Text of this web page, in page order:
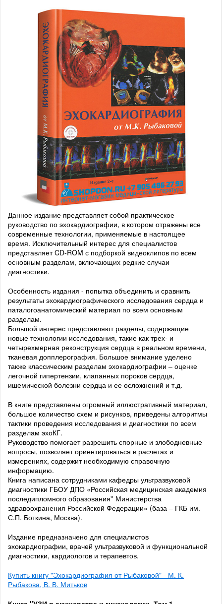
Данное издание представляет собой практическое
руководство по эхокардиографии, в котором отражены все
современные технологии, применяемые в настоящее
время. Исключительный интерес для специалистов
представляет CD-ROM с подборкой видеоклипов по всем
основным разделам, включающих редкие случаи
диагностики.
Особенность издания - попытка объединить и сравнить
результаты эхокардиографического исследования сердца и
паталогоанатомический материал по всем основным
разделам.
Большой интерес представляют разделы, содержащие
новые технологии исследования, такие как трех- и
четырехмерная реконструкция сердца в реальном времени,
тканевая допплерография. Большое внимание уделено
также классическим разделам эхокардиографии – оценке
легочной гипертензии, клапанных пороков сердца,
ишемической болезни сердца и ее осложнений и т.д.
В книге представлены огромный иллюстративный материал,
большое количество схем и рисунков, приведены алгоритмы
тактики проведения исследования и диагностики по всем
разделам эхоКГ.
Руководство помогает разрешить спорные и злободневные
вопросы, позволяет ориентироваться в расчетах и
измерениях, содержит необходимую справочную
информацию.
Книга написана сотрудниками кафедры ультразвуковой
диагностики ГБОУ ДПО «Российская медицинская академия
последипломного образования'' Министерства
здравоохранения Российской Федерации» (база – ГКБ им.
С.П. Боткина, Москва).
Издание предназначено для специалистов
эхокардиографии, врачей ультразвуковой и функциональной
диагностики, кардиологов и терапевтов.
Купить книгу "Эхокардиография от Рыбаковой" - М. К.
Рыбакова, В. В. Митьков